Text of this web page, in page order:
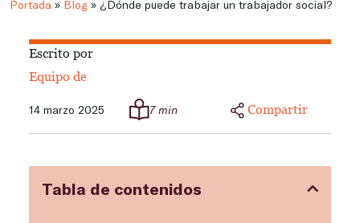
Portada » Blog » ¿Dónde puede trabajar un trabajador social?
Escrito por
Equipo de
14 marzo 2025 7 min Compartir
Tabla de contenidos